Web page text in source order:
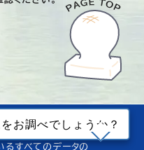
reserved.
るすべてのデータの